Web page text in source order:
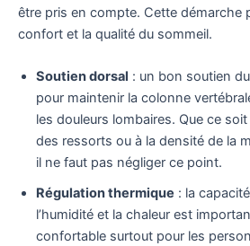
être pris en compte. Cette démarche
confort et la qualité du sommeil.
Soutien dorsal : un bon soutien
pour maintenir la colonne
les douleurs lombaires. Que ce
des ressorts ou à la densité de la
il ne faut pas négliger ce point.
Régulation thermique : la
l’humidité et la chaleur est
confortable surtout pour les